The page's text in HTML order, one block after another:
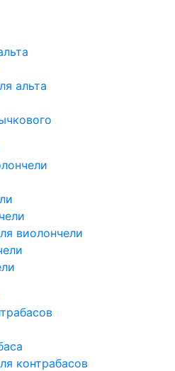
альта
виолончели
контрабасов